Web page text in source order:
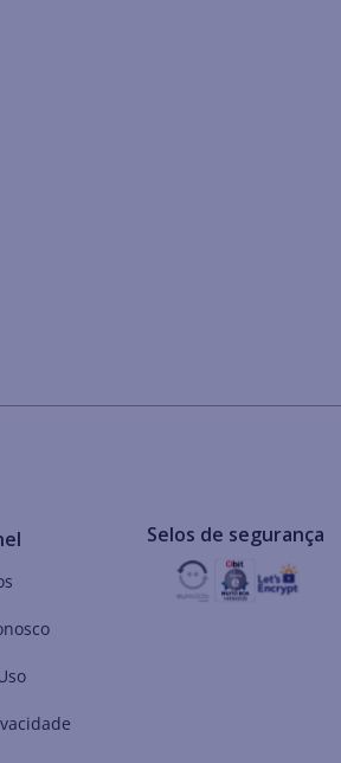
Selos de segurança